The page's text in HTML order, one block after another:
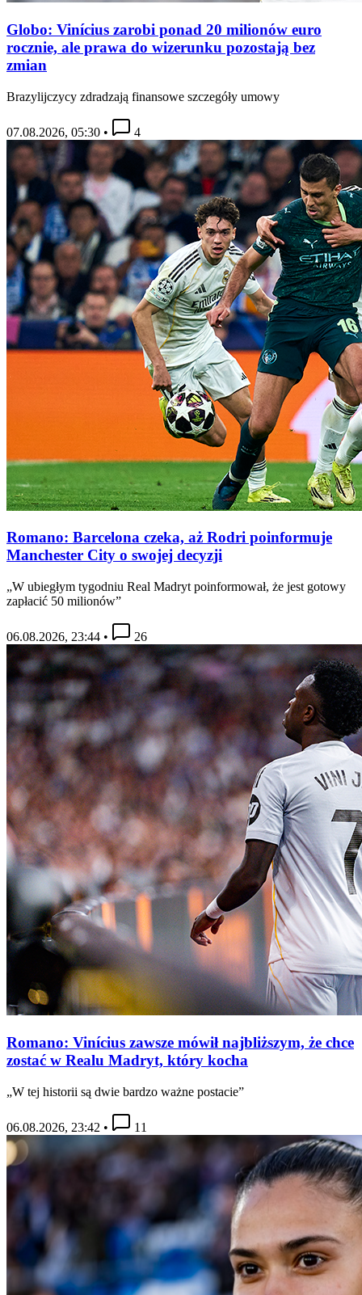
Globo: Vinícius zarobi ponad 20 milionów euro
rocznie, ale prawa do wizerunku pozostają bez
zmian
Brazylijczycy zdradzają finansowe szczegóły umowy
07.08.2026, 05:30 • 4
Romano: Barcelona czeka, aż Rodri poinformuje
Manchester City o swojej decyzji
„W ubiegłym tygodniu Real Madryt poinformował, że jest gotowy
zapłacić 50 milionów”
06.08.2026, 23:44 • 26
Romano: Vinícius zawsze mówił najbliższym, że chce
zostać w Realu Madryt, który kocha
„W tej historii są dwie bardzo ważne postacie”
06.08.2026, 23:42 • 11